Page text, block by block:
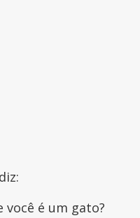
você é um gato?